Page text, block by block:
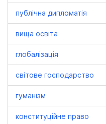
публічна дипломатія
вища освіта
глобалізація
світове господарство
гуманізм
конституційне право